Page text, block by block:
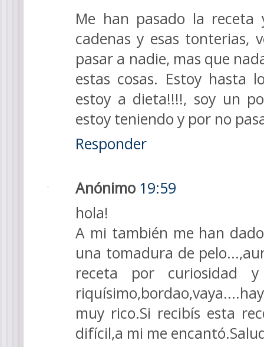
Me han pasado la
cadenas y esas tonterias,
pasar a nadie, mas que
estas cosas. Estoy hasta
estoy a dieta!!!!, soy un
estoy teniendo y por no
Responder
Anónimo 19:59
hola!
A mi también me han
una tomadura de
receta por curiosidad
muy rico.Si recibís esta
difícil,a mi me